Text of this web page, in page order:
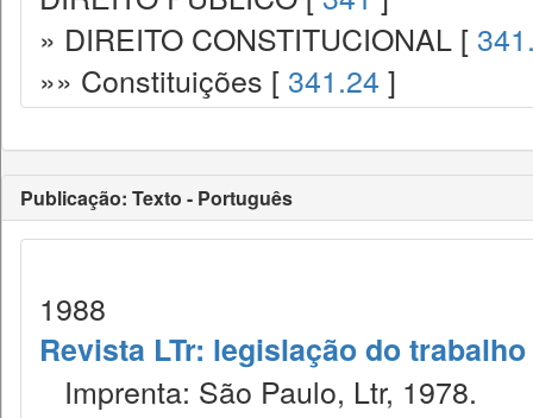
» DIREITO CONSTITUCIONAL [
»» Constituições [ 341.24 ]
Publicação: Texto - Português
1988
Revista LTr: legislação do trabalho
Imprenta: São Paulo, Ltr, 1978.